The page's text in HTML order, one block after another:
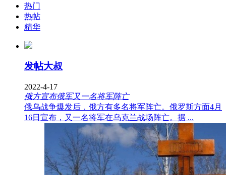
热门
热帖
精华
发帖大叔
2022-4-17
俄方宣布俄军又一名将军阵亡
俄乌战争爆发后，俄方有多名将军阵亡。俄罗斯方面4月
16日宣布，又一名将军在乌克兰战场阵亡。据 ...